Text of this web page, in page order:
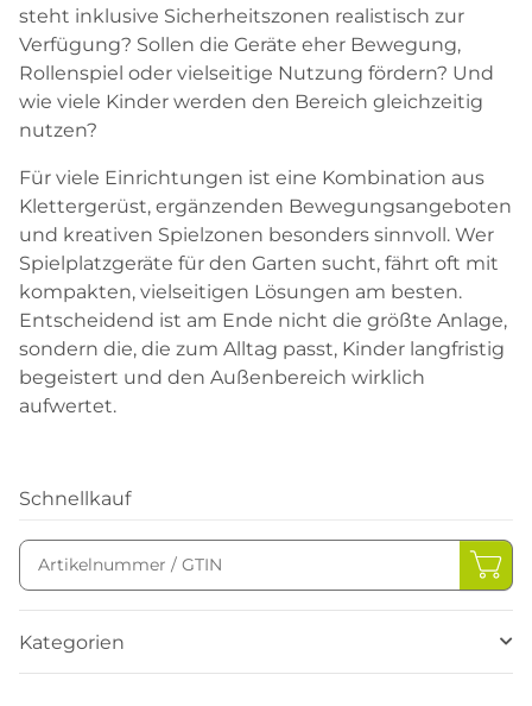
steht inklusive Sicherheitszonen realistisch zur
Verfügung? Sollen die Geräte eher Bewegung,
Rollenspiel oder vielseitige Nutzung fördern? Und
wie viele Kinder werden den Bereich gleichzeitig
nutzen?
Für viele Einrichtungen ist eine Kombination aus
Klettergerüst, ergänzenden Bewegungsangeboten
und kreativen Spielzonen besonders sinnvoll. Wer
Spielplatzgeräte für den Garten sucht, fährt oft mit
kompakten, vielseitigen Lösungen am besten.
Entscheidend ist am Ende nicht die größte Anlage,
sondern die, die zum Alltag passt, Kinder langfristig
begeistert und den Außenbereich wirklich
aufwertet.
Schnellkauf
Kategorien